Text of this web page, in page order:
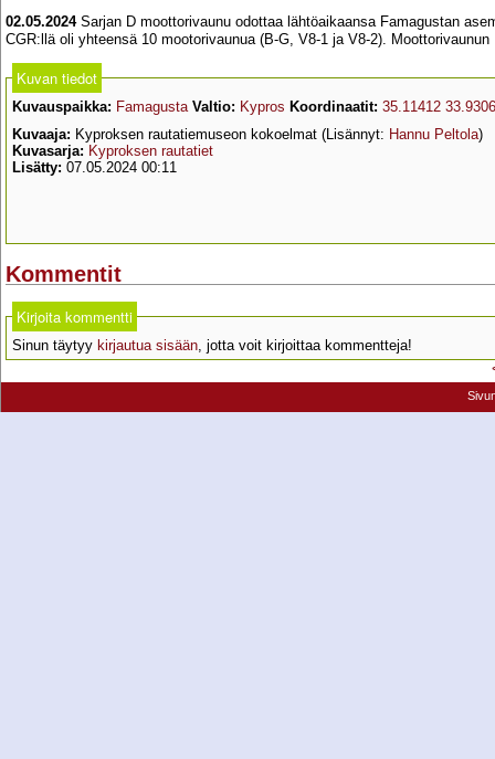
02.05.2024Sarjan D moottorivaunu odottaa lähtöaikaansa Famagustan
CGR:llä oli yhteensä 10 mootorivaunua (B-G, V8-1 ja V8-2).
Kuvan tiedot
Kuvauspaikka: Famagusta Valtio: Kypros Koordinaatit: 35.11412
Kuvaaja: Kyproksen rautatiemuseon kokoelmat (Lisännyt: Hannu Peltola)
Kuvasarja: Kyproksen rautatiet
Lisätty: 07.05.2024 00:11
Kommentit
Kirjoita kommentti
Sinun täytyy kirjautua sisään , jotta voit kirjoittaa kommentteja!